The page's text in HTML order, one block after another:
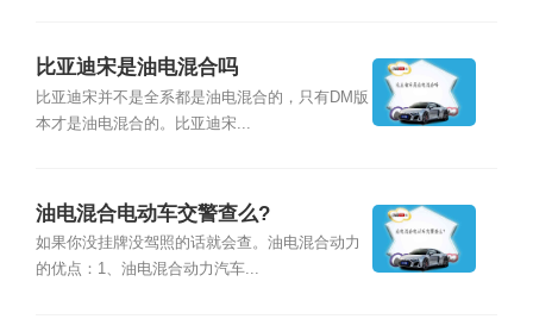
比亚迪宋是油电混合吗
比亚迪宋并不是全系都是油电混合的，只有DM版
本才是油电混合的。比亚迪宋...
油电混合电动车交警查么?
如果你没挂牌没驾照的话就会查。油电混合动力
的优点：1、油电混合动力汽车...